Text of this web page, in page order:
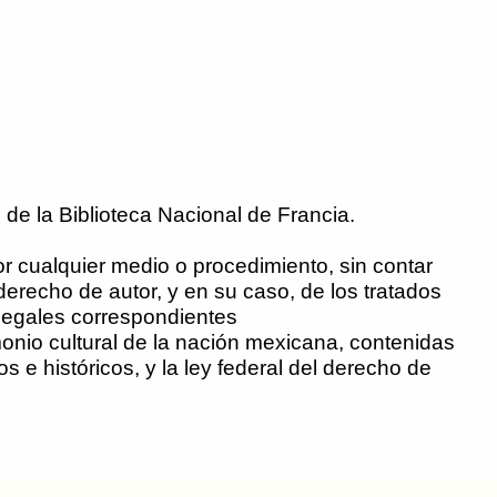
la Biblioteca Nacional de Francia.
cualquier medio o procedimiento, sin contar
de autor, y en su caso, de los tratados
correspondientes
cultural de la nación mexicana, contenidas
e históricos, y la ley federal del derecho de